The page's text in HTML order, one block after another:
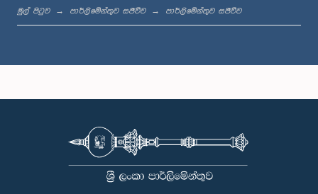
ප.ව. 1:20 - ප.ව. 1:31
ප.ව. 1:57 - ප.ව. 2:05
මුල් පිටුව පාර්ලිමේන්තුව සජීවීව පාර්ලිමේන්තුව සජීවීව